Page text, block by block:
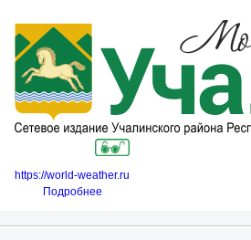
https://world-weather.ru
Подробнее